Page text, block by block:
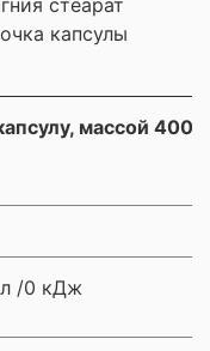
стеарат
капсулы
массой 400
/0 кДж